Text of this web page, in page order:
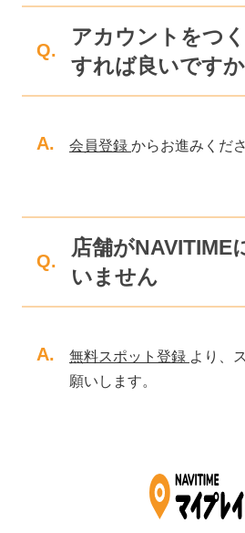
Q.
アカウントをつ
すれば良いですか
A. 会員登録 からお進みくださ
Q.
店舗がNAVITIME
いません
A. 無料スポット登録 より、
願いします。